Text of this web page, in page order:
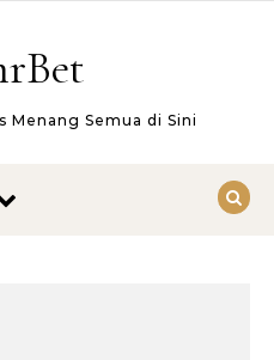
Menang Semua di Sini